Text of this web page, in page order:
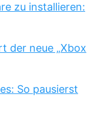
zu installieren:
der neue „Xbox
So pausierst